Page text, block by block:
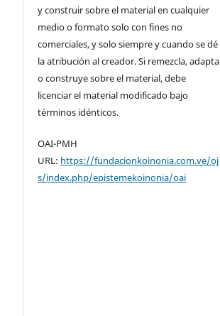
y construir sobre el material en cualquier
medio o formato solo con fines no
comerciales, y solo siempre y cuando se dé
la atribución al creador. Si remezcla, adapta
o construye sobre el material, debe
licenciar el material modificado bajo
términos idénticos.
OAI-PMH
URL: https://fundacionkoinonia.com.ve/oj
s/index.php/epistemekoinonia/oai